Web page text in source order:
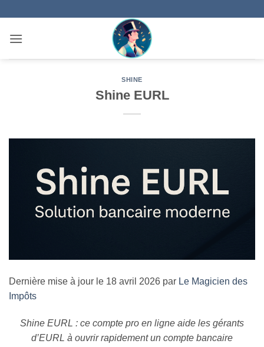
contenu
SHINE
Shine EURL
Dernière mise à jour le 18 avril 2026 par Le Magicien des
Impôts
Shine EURL : ce compte pro en ligne aide les gérants
d’EURL à ouvrir rapidement un compte bancaire